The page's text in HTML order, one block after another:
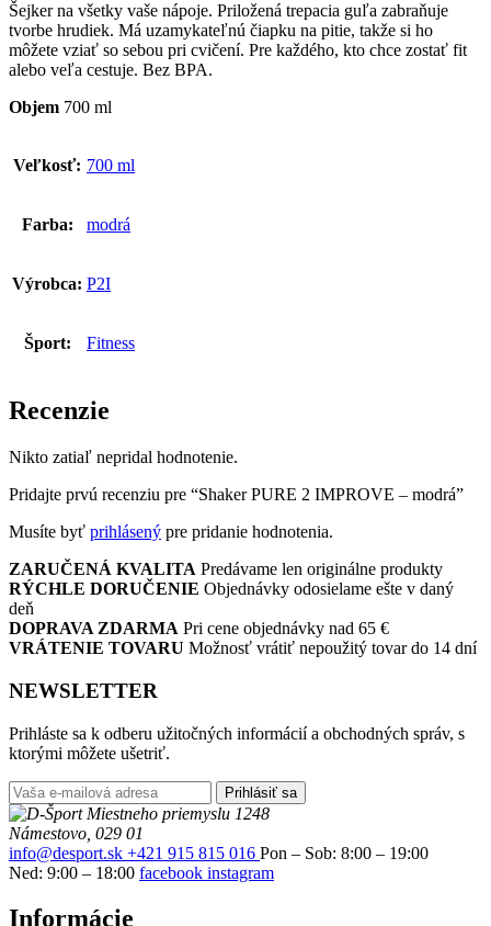
Šejker na všetky vaše nápoje. Priložená trepacia guľa zabraňuje
tvorbe hrudiek. Má uzamykateľnú čiapku na pitie, takže si ho
môžete vziať so sebou pri cvičení. Pre každého, kto chce zostať fit
alebo veľa cestuje. Bez BPA.
Objem 700 ml
Veľkosť: 700 ml
Farba: modrá
Výrobca: P2I
Šport: Fitness
Recenzie
Nikto zatiaľ nepridal hodnotenie.
Pridajte prvú recenziu pre “Shaker PURE 2 IMPROVE – modrá”
Musíte byť prihlásený pre pridanie hodnotenia.
ZARUČENÁ KVALITA Predávame len originálne produkty
RÝCHLE DORUČENIE Objednávky odosielame ešte v daný
deň
DOPRAVA ZDARMA Pri cene objednávky nad 65 €
VRÁTENIE TOVARU Možnosť vrátiť nepoužitý tovar do 14 dní
NEWSLETTER
Prihláste sa k odberu užitočných informácií a obchodných správ, s
ktorými môžete ušetriť.
Prihlásiť sa
Miestneho priemyslu 1248
Námestovo, 029 01
info@desport.sk +421 915 815 016 Pon – Sob: 8:00 – 19:00
Ned: 9:00 – 18:00 facebook instagram
Informácie